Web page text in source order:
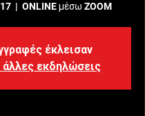
  |
ONLINE μέσω ZOOM
έκλεισαν
εκδηλώσεις